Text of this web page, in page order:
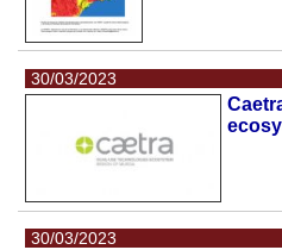
30/03/2023
30/03/2023